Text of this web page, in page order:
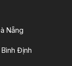
Nẵng
Định